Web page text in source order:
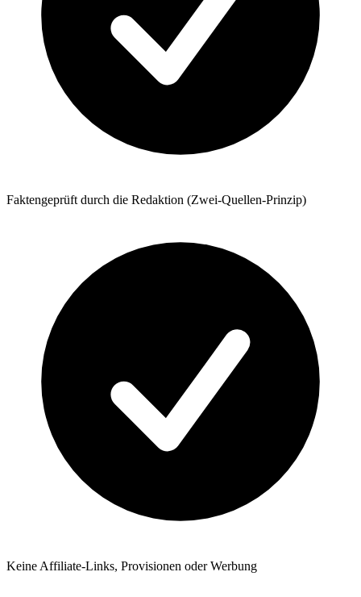
Faktengeprüft durch die Redaktion (Zwei-Quellen-Prinzip)
Keine Affiliate-Links, Provisionen oder Werbung